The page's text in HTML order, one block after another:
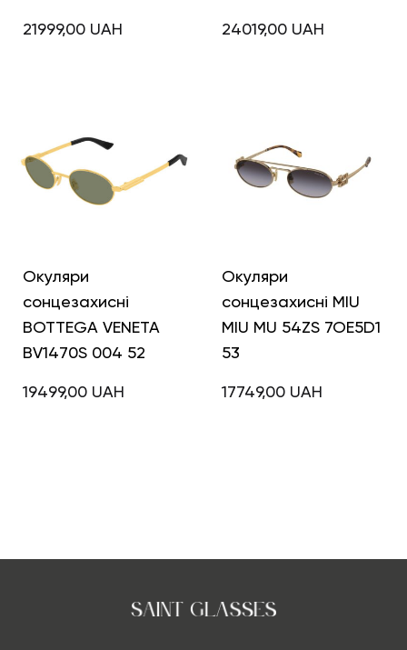
21999,00 UAH 24019,00 UAH
Окуляри
сонцезахисні
BOTTEGA VENETA
BV1470S 004 52
19499,00 UAH
Окуляри
сонцезахисні MIU
MIU MU 54ZS 7OE5D1
53
17749,00 UAH